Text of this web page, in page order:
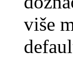
više